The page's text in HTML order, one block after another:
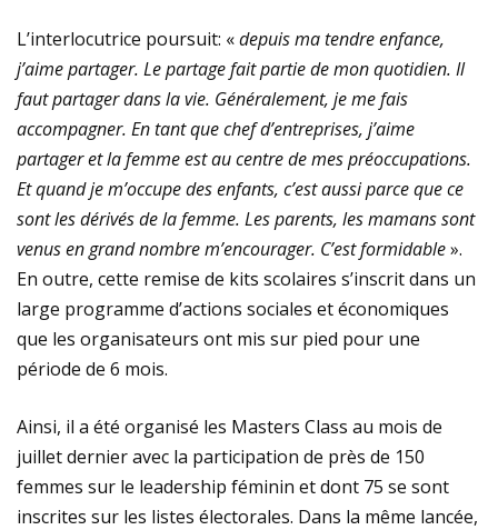
L’interlocutrice poursuit: «depuis ma tendre enfance,
j’aime partager. Le partage fait partie de mon quotidien. Il
faut partager dans la vie. Généralement, je me fais
accompagner. En tant que chef d’entreprises, j’aime
partager et la femme est au centre de mes préoccupations.
Et quand je m’occupe des enfants, c’est aussi parce que ce
sont les dérivés de la femme. Les parents, les mamans sont
venus en grand nombre m’encourager. C’est formidable».
En outre, cette remise de kits scolaires s’inscrit dans un
large programme d’actions sociales et économiques
que les organisateurs ont mis sur pied pour une
période de 6 mois.
Ainsi, il a été organisé les Masters Class au mois de
juillet dernier avec la participation de près de 150
femmes sur le leadership féminin et dont 75 se sont
inscrites sur les listes électorales. Dans la même lancée,